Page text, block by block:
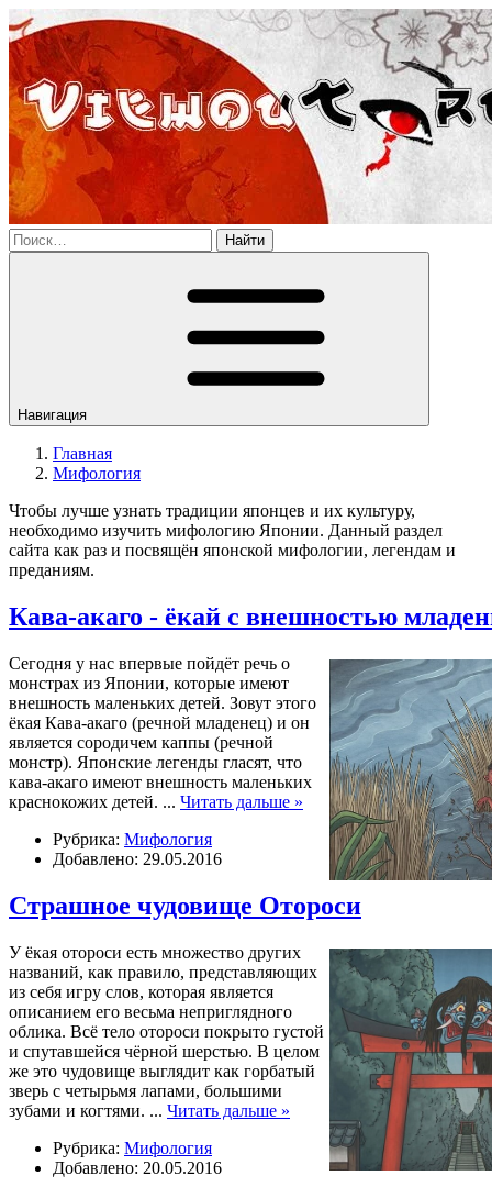
Найти
Навигация
Главная
Мифология
Чтобы лучше узнать традиции японцев и их культуру,
необходимо изучить мифологию Японии. Данный раздел
сайта как раз и посвящён японской мифологии, легендам и
преданиям.
Кава-акаго - ёкай с внешностью
Сегодня у нас впервые пойдёт речь о
монстрах из Японии, которые имеют
внешность маленьких детей. Зовут этого
ёкая Кава-акаго (речной младенец) и он
является сородичем каппы (речной
монстр). Японские легенды гласят, что
кава-акаго имеют внешность маленьких
краснокожих детей. ... Читать дальше »
Рубрика: Мифология
Добавлено: 29.05.2016
Страшное чудовище Отороси
У ёкая отороси есть множество других
названий, как правило, представляющих
из себя игру слов, которая является
описанием его весьма неприглядного
облика. Всё тело отороси покрыто густой
и спутавшейся чёрной шерстью. В целом
же это чудовище выглядит как горбатый
зверь с четырьмя лапами, большими
зубами и когтями. ... Читать дальше »
Рубрика: Мифология
Добавлено: 20.05.2016